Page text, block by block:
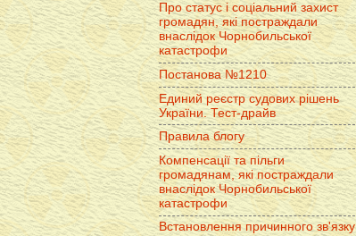
Про статус і соціальний захист
громадян, які постраждали
внаслідок Чорнобильської
катастрофи
Постанова №1210
Единий реєстр судових рішень
України. Тест-драйв
Правила блогу
Компенсації та пільги
громадянам, які постраждали
внаслідок Чорнобильської
катастрофи
Встановлення причинного зв'язку